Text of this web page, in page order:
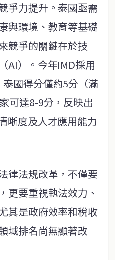
爭力提升。泰國亟需
與環境、教育等基礎
競爭的關鍵在於技
AI）。今年IMD採用
國得分僅約5分（滿
可達8-9分，反映出
晰度及人才應用能力
律法規改革，不僅要
更要重視執法效力、
其是政府效率和稅收
域排名尚無顯著改